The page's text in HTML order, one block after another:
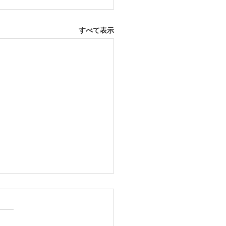
すべて表示
日 大府市
とんレンタルご予約いただ